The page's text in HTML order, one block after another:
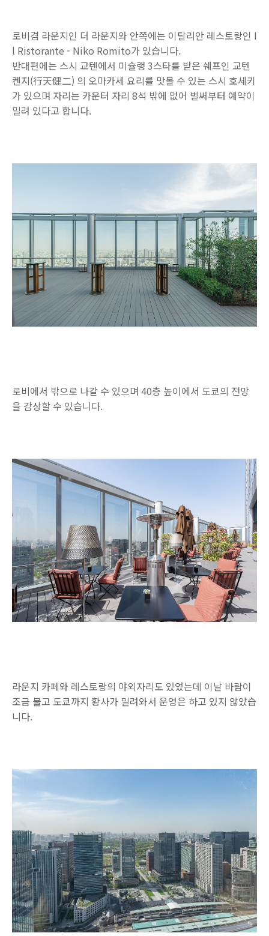
로비겸 라운지인 더 라운지와 안쪽에는 이탈리안 레스토랑인 I
l Ristorante - Niko Romito가 있습니다.
반대편에는 스시 교텐에서 미슐랭 3스타를 받은 쉐프인 교텐
켄지(行天健二) 의 오마카세 요리를 맛볼 수 있는 스시 호세키
가 있으며 자리는 카운터 자리 8석 밖에 없어 벌써부터 예약이
밀려 있다고 합니다.
로비에서 밖으로 나갈 수 있으며 40층 높이에서 도쿄의 전망
을 감상할 수 있습니다.
라운지 카페와 레스토랑의 야외자리도 있었는데 이날 바람이
조금 불고 도쿄까지 황사가 밀려와서 운영은 하고 있지 않았습
니다.